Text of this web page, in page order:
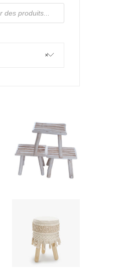
Tabouret
Bois Flotté
« Madeleine »
9,80€
Tressé –
Macramé
« Ninon »
×